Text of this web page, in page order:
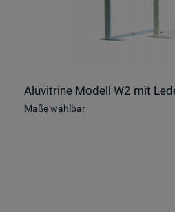
Aluvitrine Modell W2 mit
Maße wählbar